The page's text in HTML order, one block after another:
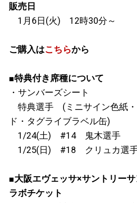
販売日
1月6日(火) 12時30分～
ご購入はこちらから
■特典付き席種について
・サンバーズシート
特典選手 (ミニサイン色紙
ド ・タグライブラベル缶)
1/24(土) #14 鬼木選手
1/25(日) #18 クリュカ選
■大阪エヴェッサ×サントリー
ラボチケット